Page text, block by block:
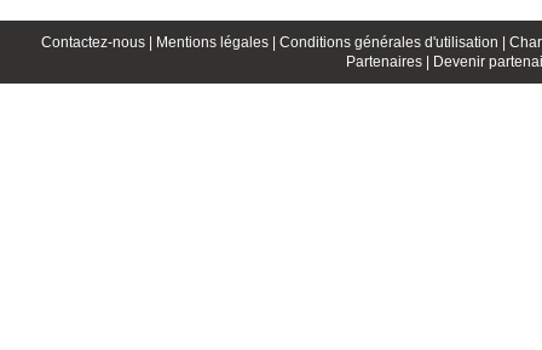
Contactez-nous | Mentions légales | Conditions générales d'utilisation |
Partenaires | Devenir